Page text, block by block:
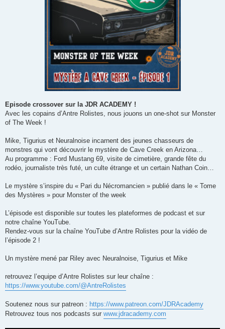
Episode crossover sur la JDR ACADEMY !
Avec les copains d’Antre Rolistes, nous jouons un one-shot sur Monster
of The Week !
Mike, Tigurius et Neuralnoise incarnent des jeunes chasseurs de
monstres qui vont découvrir le mystère de Cave Creek en Arizona…
Au programme : Ford Mustang 69, visite de cimetière, grande fête du
rodéo, journaliste très futé, un culte étrange et un certain Nathan Coin…
Le mystère s’inspire du « Pari du Nécromancien » publié dans le « Tome
des Mystères » pour Monster of the week
L’épisode est disponible sur toutes les plateformes de podcast et sur
notre chaîne YouTube.
Rendez-vous sur la chaîne YouTube d’Antre Rolistes pour la vidéo de
l’épisode 2 !
Un mystère mené par Riley avec Neuralnoise, Tigurius et Mike
retrouvez l’equipe d’Antre Rolistes sur leur chaîne :
https://www.youtube.com/@AntreRolistes
Soutenez nous sur patreon : https://www.patreon.com/JDRAcademy
Retrouvez tous nos podcasts sur www.jdracademy.com